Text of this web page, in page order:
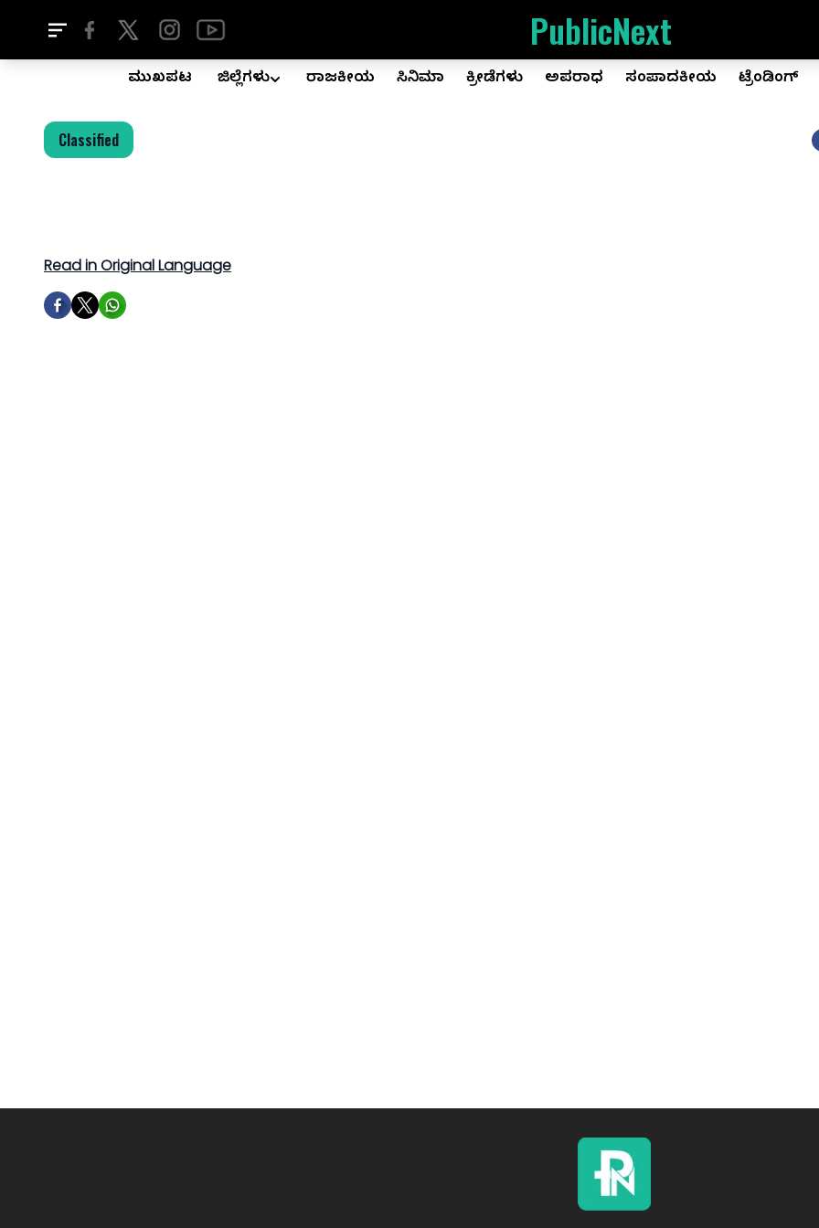
PublicNext
ಮುಖಪುಟ ಜಿಲ್ಲೆಗಳು ರಾಜಕೀಯ ಸಿನಿಮಾ ಕ್ರೀಡೆಗಳು ಅಪರಾಧ ಸಂಪಾದಕೀಯ ಟ್ರೆಂಡಿಂಗ್
Classified
Read in Original Language